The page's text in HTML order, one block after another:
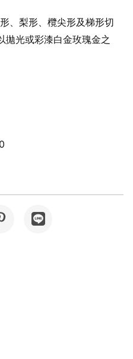
、梨形、欖尖形及梯形切
拋光或彩漆白金玫瑰金之